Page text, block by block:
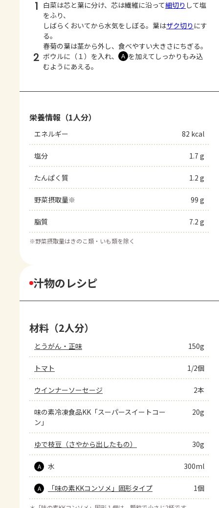
1 白菜は芯と葉に分け、芯は繊維に沿って細切り して塩
をふり、
しばらくおいてから水気をしぼる。葉はザク切り にす
る。
春菊の葉は茎から外し、食べやすい大きさにちぎる。
2 ボウルに（１）を入れ、 Ａ を加えてしっかりもみ込
むようにあえる。
栄養情報（1人分）
エネルギー 82 kcal
塩分 1.7 g
たんぱく質 1.2 g
野菜摂取量※ 99 g
脂質 7.2 g
※野菜摂取量はきのこ類・いも類を除く
汁物のレシピ
材料（2人分）
とうがん・正味 150g
トマト 1/2個
ウインナーソーセージ 2本
味の素冷凍食品KK「スーパースイートコー
ン」
20g
ゆで枝豆（さやから出したもの） 30g
A 水 300ml
A 「味の素KKコンソメ」固形タイプ 1個